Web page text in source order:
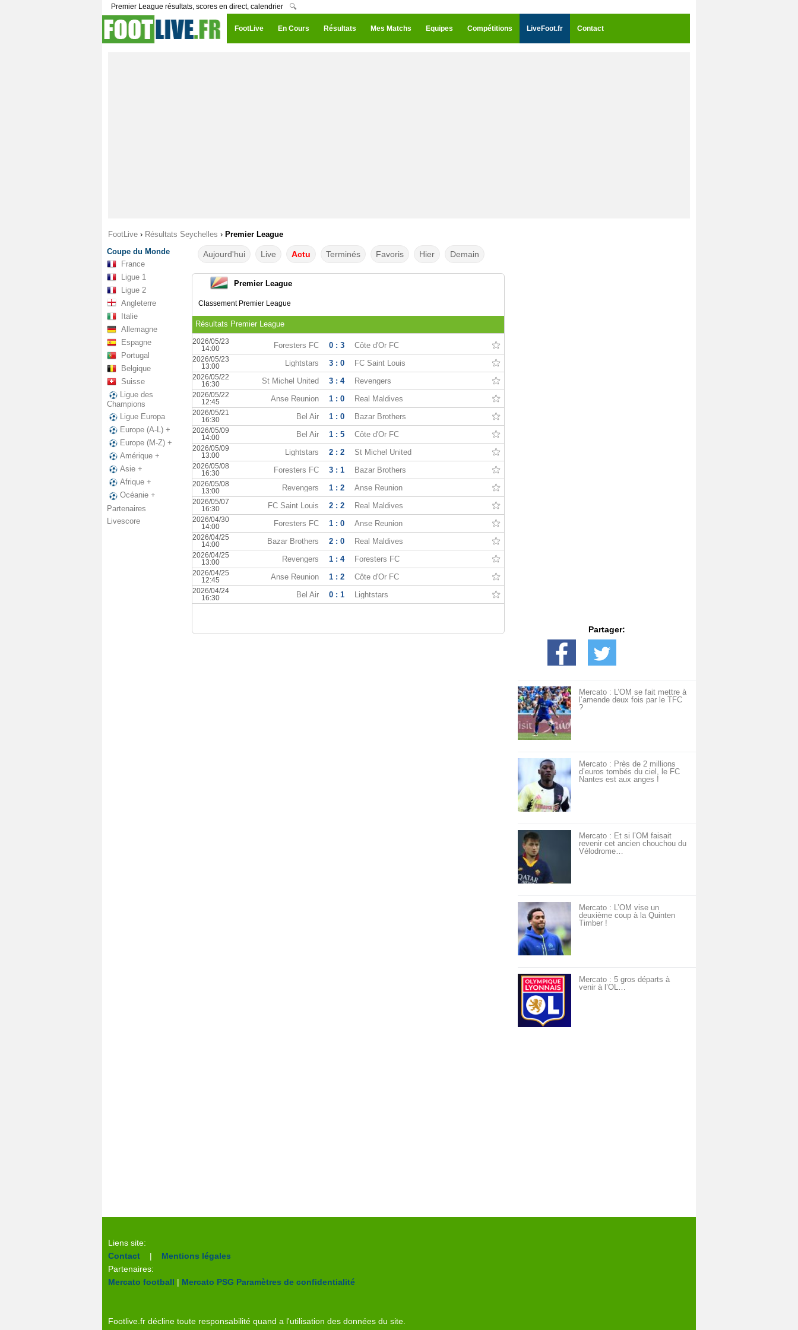
Premier League résultats, scores en direct, calendrier 🔍
FootLive En Cours Résultats Mes Matchs Equipes Compétitions LiveFoot.fr Contact
FootLive › Résultats Seychelles › Premier League
Coupe du Monde
France
Ligue 1
Ligue 2
Angleterre
Italie
Allemagne
Espagne
Portugal
Belgique
Suisse
Ligue des
Champions
Ligue Europa
Europe (A-L) +
Europe (M-Z) +
Amérique +
Asie +
Afrique +
Océanie +
Partenaires
Livescore
Aujourd'hui Live Actu Terminés Favoris Hier Demain
Premier League
Classement Premier League
Résultats Premier League
2026/05/23
14:00
Foresters FC 0 : 3 Côte d'Or FC
2026/05/23
13:00
Lightstars 3 : 0 FC Saint Louis
2026/05/22
16:30
St Michel United 3 : 4 Revengers
2026/05/22
12:45
Anse Reunion 1 : 0 Real Maldives
2026/05/21
16:30
Bel Air 1 : 0 Bazar Brothers
2026/05/09
14:00
Bel Air 1 : 5 Côte d'Or FC
2026/05/09
13:00
Lightstars 2 : 2 St Michel United
2026/05/08
16:30
Foresters FC 3 : 1 Bazar Brothers
2026/05/08
13:00
Revengers 1 : 2 Anse Reunion
2026/05/07
16:30
FC Saint Louis 2 : 2 Real Maldives
2026/04/30
14:00
Foresters FC 1 : 0 Anse Reunion
2026/04/25
14:00
Bazar Brothers 2 : 0 Real Maldives
2026/04/25
13:00
Revengers 1 : 4 Foresters FC
2026/04/25
12:45
Anse Reunion 1 : 2 Côte d'Or FC
2026/04/24
16:30
Bel Air 0 : 1 Lightstars
Partager:
Mercato : L’OM se fait mettre à
l’amende deux fois par le TFC
?
Mercato : Près de 2 millions
d’euros tombés du ciel, le FC
Nantes est aux anges !
Mercato : Et si l’OM faisait
revenir cet ancien chouchou du
Vélodrome…
Mercato : L’OM vise un
deuxième coup à la Quinten
Timber !
Mercato : 5 gros départs à
venir à l’OL…
Liens site:
Contact | Mentions légales
Partenaires:
Mercato football | Mercato PSG Paramètres de confidentialité
Footlive.fr décline toute responsabilité quand a l'utilisation des données du site.